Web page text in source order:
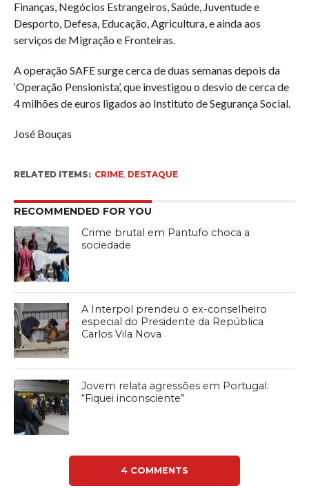
Finanças, Negócios Estrangeiros, Saúde, Juventude e
Desporto, Defesa, Educação, Agricultura, e ainda aos
serviços de Migração e Fronteiras.
A operação SAFE surge cerca de duas semanas depois da
‘Operação Pensionista’, que investigou o desvio de cerca de
4 milhões de euros ligados ao Instituto de Segurança Social.
José Bouças
RELATED ITEMS: CRIME, DESTAQUE
RECOMMENDED FOR YOU
Crime brutal em Pantufo choca a
sociedade
A Interpol prendeu o ex-conselheiro
especial do Presidente da República
Carlos Vila Nova
Jovem relata agressões em Portugal:
“Fiquei inconsciente”
4 COMMENTS